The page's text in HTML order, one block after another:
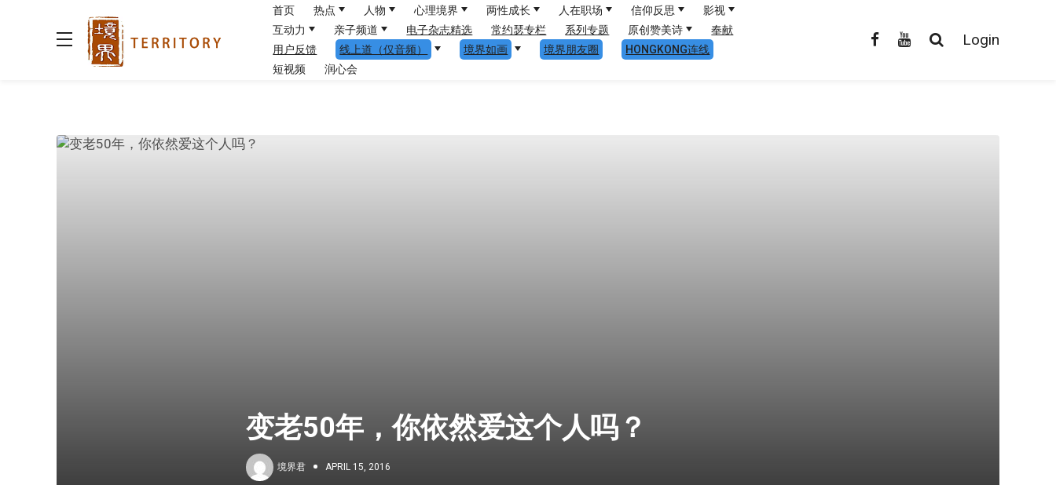
首页 热点 人物 心理境界 两性成长 人在职场 信仰反思
影视
互动力
亲子频道 电子杂志精选 常约瑟专栏 系列专题 原创赞美诗
奉献
用户反馈
线上道（仅音频） 境界如画 境界朋友圈
HONGKONG连线
短视频
润心会
Login
变老50年，你依然爱这个人吗？
境界君 APRIL 15, 2016